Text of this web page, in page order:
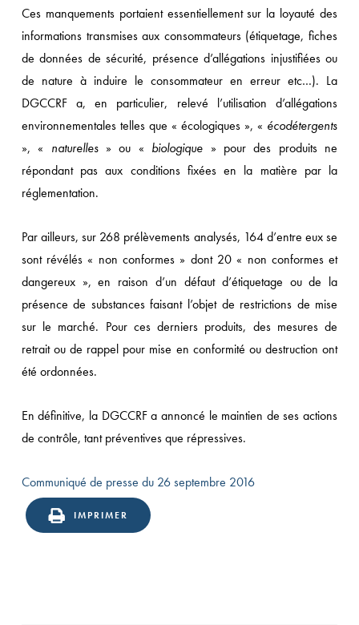
Ces manquements portaient essentiellement sur la loyauté des
informations transmises aux consommateurs (étiquetage, fiches
de données de sécurité, présence d’allégations injustifiées ou
de nature à induire le consommateur en erreur etc…). La
DGCCRF a, en particulier, relevé l’utilisation d’allégations
environnementales telles que « écologiques », « écodétergents
», « naturelles» ou « biologique » pour des produits ne
répondant pas aux conditions fixées en la matière par la
réglementation.
Par ailleurs, sur 268 prélèvements analysés, 164 d’entre eux se
sont révélés « non conformes » dont 20 « non conformes et
dangereux », en raison d’un défaut d’étiquetage ou de la
présence de substances faisant l’objet de restrictions de mise
sur le marché. Pour ces derniers produits, des mesures de
retrait ou de rappel pour mise en conformité ou destruction ont
été ordonnées.
En définitive, la DGCCRF a annoncé le maintien de ses actions
de contrôle, tant préventives que répressives.
Communiqué de presse du 26 septembre 2016
IMPRIMER